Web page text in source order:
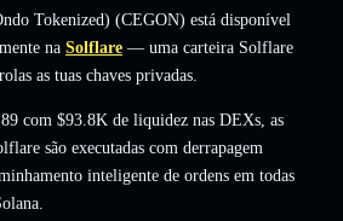
Tokenized) (CEGON) está disponível
na Solflare — uma carteira Solflare
as tuas chaves privadas.
com $93.8K de liquidez nas DEXs, as
são executadas com derrapagem
inteligente de ordens em todas